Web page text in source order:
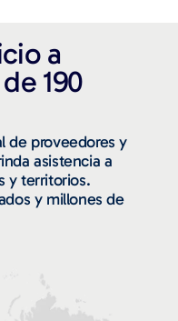
a
190
de proveedores y
asistencia a
y territorios.
y millones de